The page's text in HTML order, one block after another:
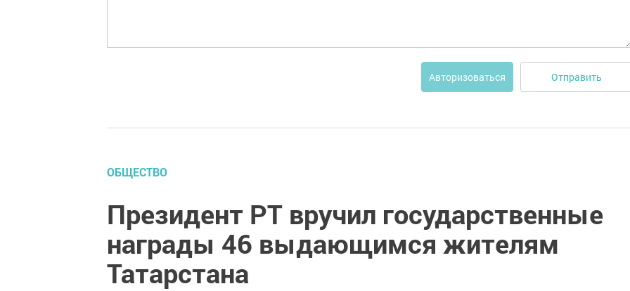
Авторизоваться Отправить
ОБЩЕСТВО
Президент РТ вручил государственные
награды 46 выдающимся жителям
Татарстана